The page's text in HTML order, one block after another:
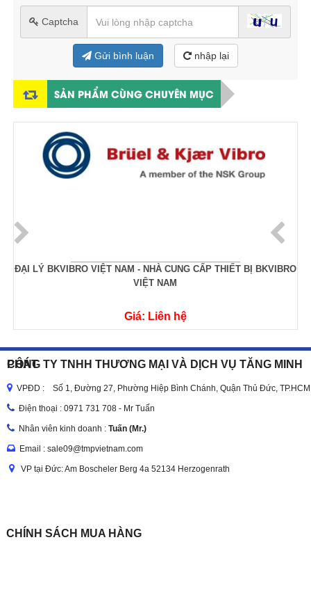
Captcha
Gửi bình luận nhập lại
SẢN PHẨM CÙNG CHUYÊN MỤC
ĐẠI LÝ BKVIBRO VIỆT NAM - NHÀ CUNG CẤP THIẾT BỊ BKVIBRO
VIỆT NAM
Giá: Liên hệ
CÔNG TY TNHH THƯƠNG MẠI VÀ DỊCH VỤ TĂNG MINH PHÁT
VPĐD : Số 1, Đường 27, Phường Hiệp Bình Chánh, Quận Thủ Đức, TP.HCM
Điện thoại : 0971 731 708 - Mr Tuấn
Nhân viên kinh doanh : Tuấn (Mr.)
Email : sale09@tmpvietnam.com
VP tại Đức: Am Boscheler Berg 4a 52134 Herzogenrath
CHÍNH SÁCH MUA HÀNG